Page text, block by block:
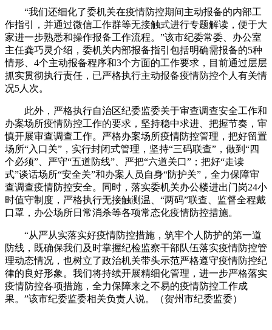
“我们还细化了委机关在疫情防控期间主动报备的内部工
作指引，并通过微信工作群等无接触式进行专题解读，便于大
家进一步熟悉和操作报备工作流程。”该市纪委常委、办公室
主任龚巧灵介绍，委机关内部报备指引包括明确需报备的5种
情形、4个主动报备程序和3个方面的工作要求，目前通过层层
抓实贯彻执行责任，已严格执行主动报备疫情防控个人有关情
况5人次。
此外，严格执行自治区纪委监委关于审查调查安全工作和
办案场所疫情防控工作的要求，坚持稳中求进、把握节奏，审
慎开展审查调查工作。严格办案场所疫情防控管理，把好留置
场所“入口关”，实行封闭式管理，坚持“三码联查”，做到“四
个必须”、严守“五道防线”、严把“六道关口”；把好“走读
式”谈话场所“安全关”和办案人员自身“防护关”，全力保障审
查调查疫情防控安全。同时，落实委机关办公楼进出门岗24小
时值守制度，严格执行无接触测温、“两码”联查、监督全程戴
口罩，办公场所日常消杀等各项常态化疫情防控措施。
“从严从实落实好疫情防控措施，筑牢个人防护的第一道
防线，既确保我们及时掌握纪检监察干部队伍落实疫情防控管
理动态情况，也树立了政治机关带头示范严格遵守疫情防控纪
律的良好形象。我们将持续开展精细化管理，进一步严格落实
疫情防控各项措施，全力保障来之不易的疫情防控工作成
果。”该市纪委监委相关负责人说。（贺州市纪委监委）